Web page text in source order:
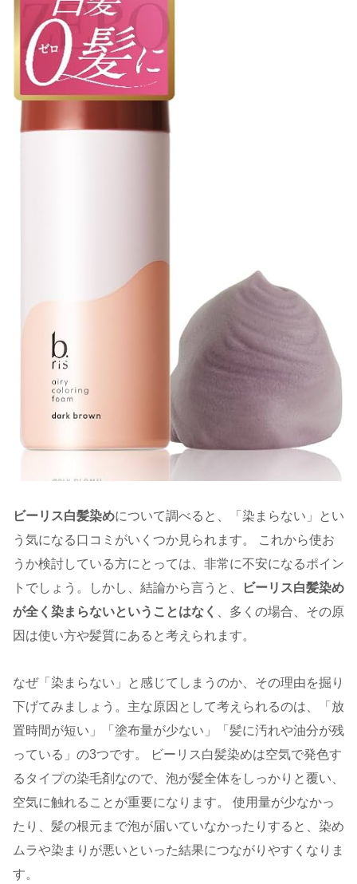
ビーリス白髪染めについて調べると、「染まらない」とい
う気になる口コミがいくつか見られます。 これから使お
うか検討している方にとっては、非常に不安になるポイン
トでしょう。しかし、結論から言うと、
ビーリス白髪染め
が全く染まらないということはなく
、多くの場合、その原
因は使い方や髪質にあると考えられます。
なぜ「染まらない」と感じてしまうのか、その理由を掘り
下げてみましょう。主な原因として考えられるのは、「放
置時間が短い」「塗布量が少ない」「髪に汚れや油分が残
っている」の3つです。 ビーリス白髪染めは空気で発色す
るタイプの染毛剤なので、泡が髪全体をしっかりと覆い、
空気に触れることが重要になります。 使用量が少なかっ
たり、髪の根元まで泡が届いていなかったりすると、染め
ムラや染まりが悪いといった結果につながりやすくなりま
す。